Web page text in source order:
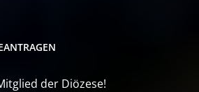
der Diözese!